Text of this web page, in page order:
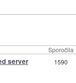
Sporočila
server 1590